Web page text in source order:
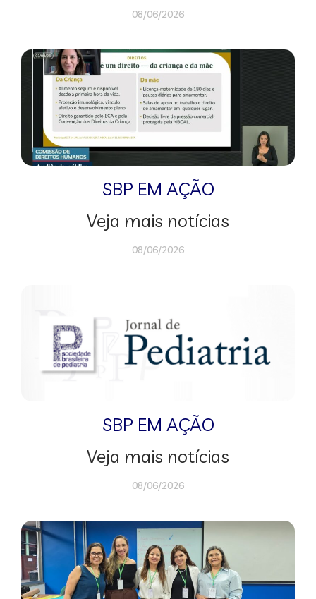
08/06/2026
SBP EM AÇÃO
Veja mais notícias
08/06/2026
SBP EM AÇÃO
Veja mais notícias
08/06/2026